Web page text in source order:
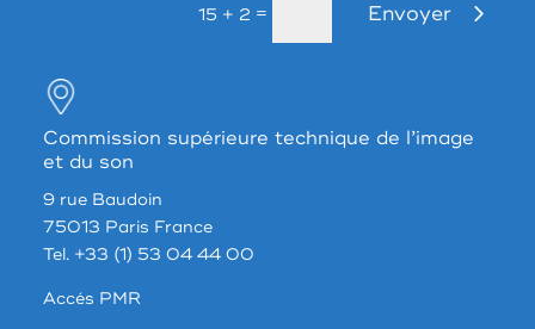
15 + 2 = Envoyer
Commission supérieure technique de l’image
et du son
9 rue Baudoin
75013 Paris France
Tel. +33 (1) 53 04 44 00
Accés PMR